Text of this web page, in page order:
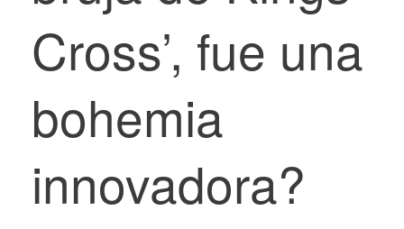
Cross’, fue una
bohemia
innovadora?